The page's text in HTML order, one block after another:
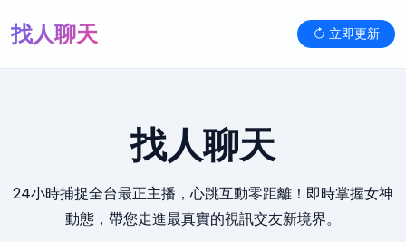
找人聊天 立即更新
找人聊天
24小時捕捉全台最正主播，心跳互動零距離！即時掌握女神
動態，帶您走進最真實的視訊交友新境界。